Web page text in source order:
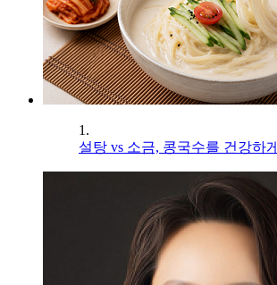
1.
설탕 vs 소금, 콩국수를 건강하